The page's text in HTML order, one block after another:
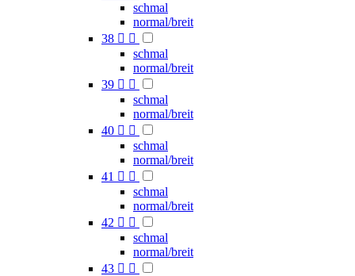
schmal
normal/breit
38  
schmal
normal/breit
39  
schmal
normal/breit
40  
schmal
normal/breit
41  
schmal
normal/breit
42  
schmal
normal/breit
43  